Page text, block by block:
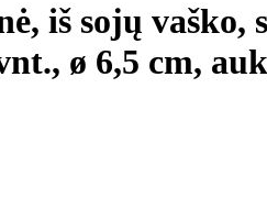
iš sojų vaško,
ø 6,5 cm,